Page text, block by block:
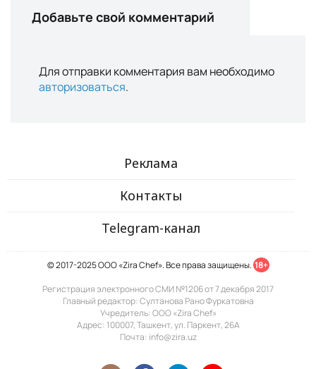
Добавьте свой комментарий
Для отправки комментария вам необходимо
авторизоваться.
Реклама
Контакты
Telegram-канал
© 2017-2025 ООО «Zira Chef». Все права защищены. 18+
Регистрация электронного СМИ №1206 от 7 декабря 2017
Главный редактор: Султанова Рано Фуркатовна
Учредитель: ООО «Zira Chef»
Адрес: 100007, Ташкент, ул. Паркент, 26А
Почта: info@zira.uz